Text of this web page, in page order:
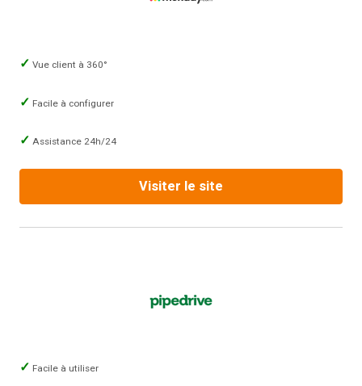
Vue client à 360°
Facile à configurer
Assistance 24h/24
Visiter le site
Facile à utiliser